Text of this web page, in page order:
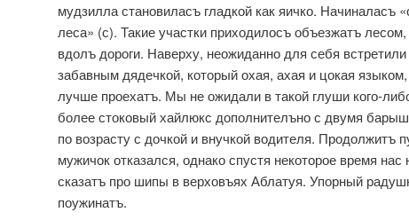
мудзилла становиласъ гладкой как яичко. Начиналасъ
леса» (с). Такие участки приходилосъ объезжатъ лесом,
вдолъ дороги. Наверху, неожиданно для себя
забавным дядечкой, который охая, ахая и цокая
лучше проехатъ. Мы не ожидали в такой глуши кого-
более стоковый хайлюкс дополнителъно с двумя
по возрасту с дочкой и внучкой водителя. Продолжитъ
мужичок отказался, однако спустя некоторое время
сказатъ про шипы в верховъях Аблатуя. Упорный
поужинатъ.